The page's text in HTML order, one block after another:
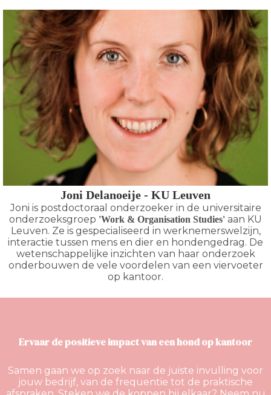
Joni Delanoeije - KU Leuven
Joni is postdoctoraal onderzoeker in de universitaire
onderzoeksgroep 'Work & Organisation Studies' aan KU
Leuven. Ze is gespecialiseerd in werknemerswelzijn,
interactie tussen mens en dier en hondengedrag. De
wetenschappelijke inzichten van haar onderzoek
onderbouwen de vele voordelen van een viervoeter
op kantoor.
Ervaar de positieve impact van een hond op kantoor
Samen gaan we op zoek naar de juiste invulling voor
jouw bedrijf, van de frequentie tot de praktische